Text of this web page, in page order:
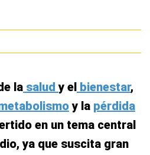
la saludy el bienestar,
y la pérdida
en un tema central
ya que suscita gran